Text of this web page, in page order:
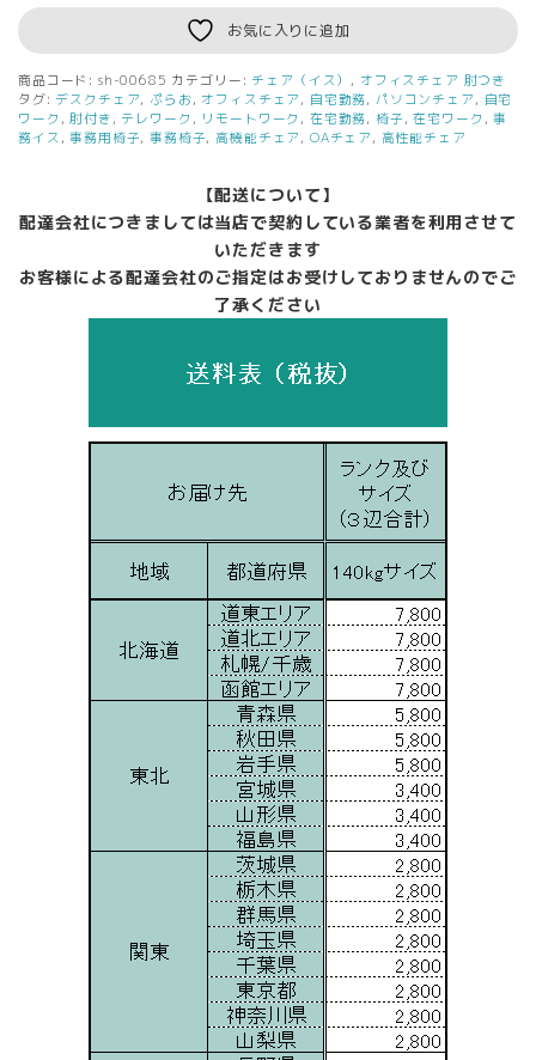
お気に入りに追加
商品コード: sh-00685 カテゴリー: チェア（イス） , オフィスチェア 肘つき
タグ: デスクチェア, ぷらお, オフィスチェア , 自宅勤務, パソコンチェア , 自宅
ワーク ,肘付き , テレワーク , リモートワーク , 在宅勤務, 椅子 ,在宅ワーク ,事
務イス ,事務用椅子,事務椅子,高機能チェア , OAチェア , 高性能チェア
【配送について】
配達会社につきましては当店で契約している業者を利用させて
いただきます
お客様による配達会社のご指定はお受けしておりませんのでご
了承ください